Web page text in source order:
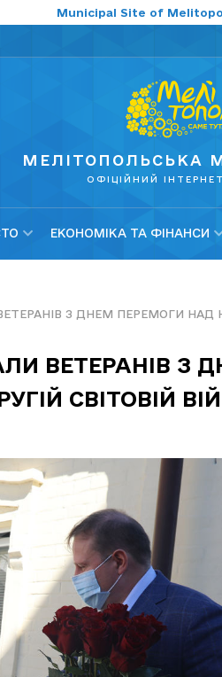
Municipal Site of
МЕЛІТОПОЛЬСЬКА
ОФІЦІЙНИЙ
ЕКОНОМІКА ТА ФІНАНСИ
З ДНЕМ ПЕРЕМОГИ НАД
ВЕТЕРАНІВ З
СВІТОВІЙ